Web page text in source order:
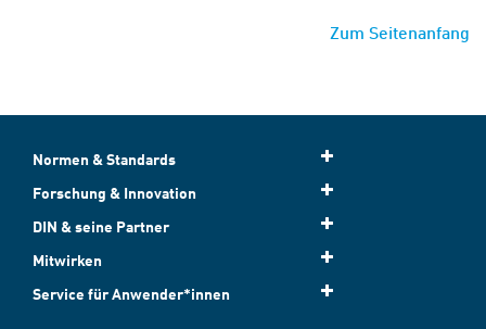
Zum Seitenanfang
Normen & Standards
Forschung & Innovation
DIN & seine Partner
Mitwirken
Service für Anwender*innen